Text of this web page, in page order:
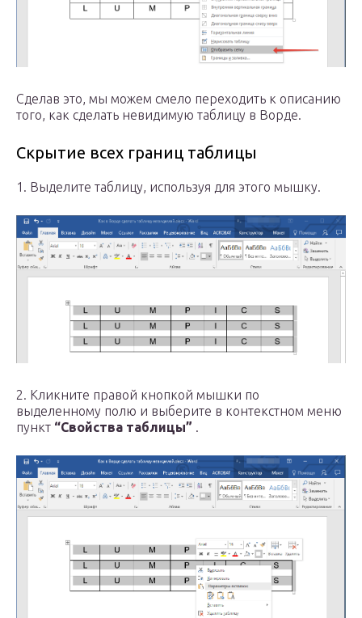
Сделав это, мы можем смело переходить к описанию
того, как сделать невидимую таблицу в Ворде.
Скрытие всех границ таблицы
1. Выделите таблицу, используя для этого мышку.
2. Кликните правой кнопкой мышки по
выделенному полю и выберите в контекстном меню
пункт “Свойства таблицы” .